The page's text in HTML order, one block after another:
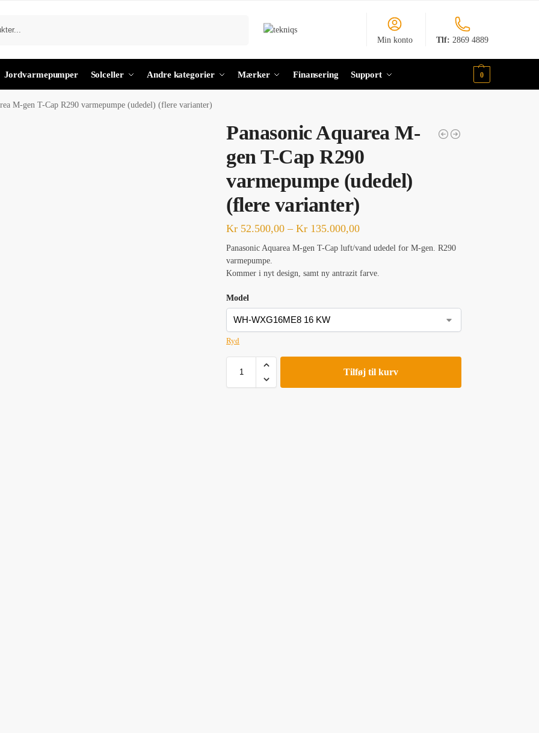
Min konto Tlf: 2869 4889
Jordvarmepumper Solceller Andre kategorier Mærker Finansering Support 0
M-gen T-Cap R290 varmepumpe (udedel) (flere varianter)
Panasonic Aquarea M-
gen T-Cap R290
varmepumpe (udedel)
(flere varianter)
Kr 52.500,00 – Kr 135.000,00
Panasonic Aquarea M-gen T-Cap luft/vand udedel for M-gen. R290
varmepumpe.
Kommer i nyt design, samt ny antrazit farve.
Model
Ryd
Tilføj til kurv